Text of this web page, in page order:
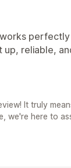
up, reliable,
It truly
we're here to